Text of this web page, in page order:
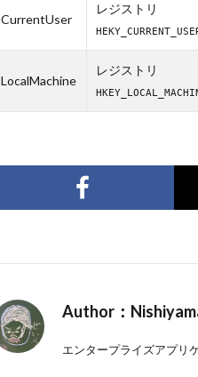
CurrentUser
レジストリ
LocalMachine
レジストリ
Author：
エンタープライズアプリ